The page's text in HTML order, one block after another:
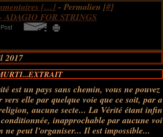
[…]- Permalien [#]
FOR STRINGS
2017
est un pays sans chemin, vous ne pouvez
vers elle par quelque voie que ce soit, par a
aucune secte... La Vérité étant infin
inapprochable par aucune voi
ne peut l'organiser... Il est impossible...